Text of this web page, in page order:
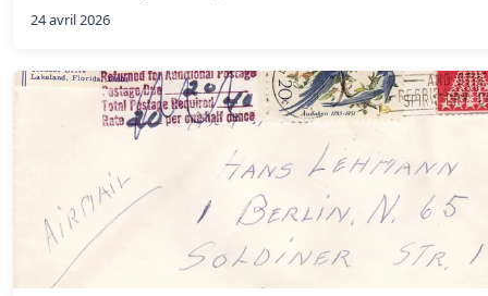
24 avril 2026